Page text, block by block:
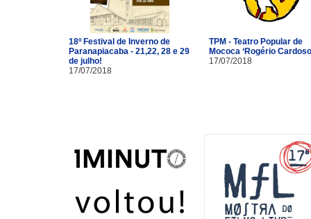
18º Festival de Inverno de
Paranapiacaba - 21,22, 28 e 29
de julho!
17/07/2018
TPM - Teatro Popular de
Mococa ‘Rogério
17/07/2018